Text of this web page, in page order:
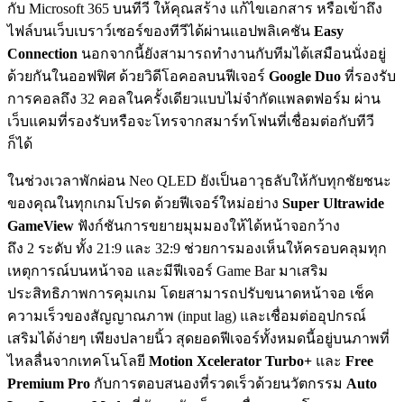
กับ Microsoft 365 บนทีวี ให้คุณสร้าง แก้ไขเอกสาร หรือเข้าถึง
ไฟล์บนเว็บเบราว์เซอร์ของทีวีได้ผ่านแอปพลิเคชัน Easy
Connection นอกจากนี้ยังสามารถทำงานกับทีมได้เสมือนนั่งอยู่
ด้วยกันในออฟฟิศ ด้วยวิดีโอคอลบนฟีเจอร์ Google Duo ที่รองรับ
การคอลถึง 32 คอลในครั้งเดียวแบบไม่จำกัดแพลตฟอร์ม ผ่าน
เว็บแคมที่รองรับหรือจะโทรจากสมาร์ทโฟนที่เชื่อมต่อกับทีวี
ก็ได้
ในช่วงเวลาพักผ่อน Neo QLED ยังเป็นอาวุธลับให้กับทุกชัยชนะ
ของคุณในทุกเกมโปรด ด้วยฟีเจอร์ใหม่อย่าง Super Ultrawide
GameView ฟังก์ชันการขยายมุมมองให้ได้หน้าจอกว้าง
ถึง 2 ระดับ ทั้ง 21:9 และ 32:9 ช่วยการมองเห็นให้ครอบคลุมทุก
เหตุการณ์บนหน้าจอ และมีฟีเจอร์ Game Bar มาเสริม
ประสิทธิภาพการคุมเกม โดยสามารถปรับขนาดหน้าจอ เช็ค
ความเร็วของสัญญาณภาพ (input lag) และเชื่อมต่ออุปกรณ์
เสริมได้ง่ายๆ เพียงปลายนิ้ว สุดยอดฟีเจอร์ทั้งหมดนี้อยู่บนภาพที่
ไหลลื่นจากเทคโนโลยี Motion Xcelerator Turbo+ และ Free
Premium Pro กับการตอบสนองที่รวดเร็วด้วยนวัตกรรม Auto